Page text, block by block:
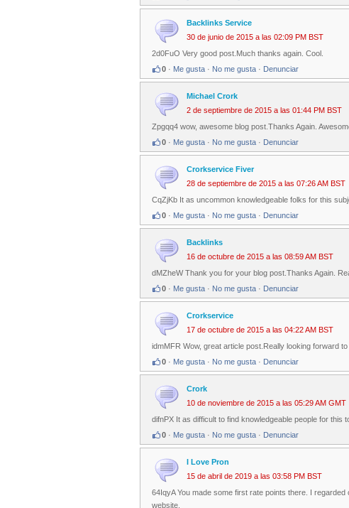
Backlinks Service
30 de junio de 2015 a las 02:09 PM BST
2d0FuO Very good post.Much thanks again. Cool.
0 · Me gusta · No me gusta · Denunciar
Michael Crork
2 de septiembre de 2015 a las 01:44 PM BST
Zpgqq4 wow, awesome blog post.Thanks Again.
0 · Me gusta · No me gusta · Denunciar
Crorkservice Fiver
28 de septiembre de 2015 a las 07:26 AM BST
CqZjKb It as uncommon knowledgeable folks for this
0 · Me gusta · No me gusta · Denunciar
Backlinks
16 de octubre de 2015 a las 08:59 AM BST
dMZheW Thank you for your blog post.Thanks Again.
0 · Me gusta · No me gusta · Denunciar
Crorkservice
17 de octubre de 2015 a las 04:22 AM BST
idmMFR Wow, great article post.Really looking forward to
0 · Me gusta · No me gusta · Denunciar
Crork
10 de noviembre de 2015 a las 05:29 AM GMT
difnPX It as difficult to find knowledgeable people for
0 · Me gusta · No me gusta · Denunciar
I Love Pron
15 de abril de 2019 a las 03:58 PM BST
64IqyA You made some first rate points there. I
website.